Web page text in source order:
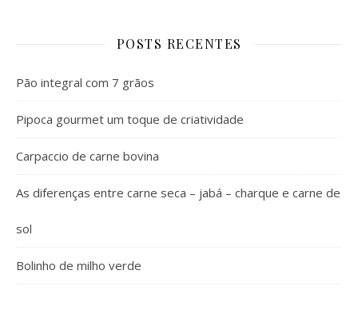
POSTS RECENTES
Pão integral com 7 grãos
Pipoca gourmet um toque de criatividade
Carpaccio de carne bovina
As diferenças entre carne seca – jabá – charque e carne de
sol
Bolinho de milho verde